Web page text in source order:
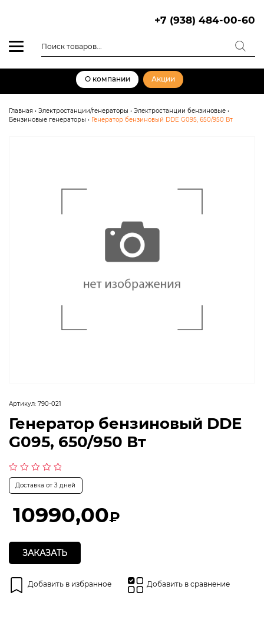
+7 (938) 484-00-60
товаров
О компании Акции
Главная • Электростанции/генераторы • Электростанции бензиновые •
Бензиновые генераторы • Генератор бензиновый DDE G095, 650/950 Вт
Артикул: 790-021
Генератор бензиновый DDE
G095, 650/950 Вт
Оценка
из
Доставка от 3 дней
10990,00₽
ЗАКАЗАТЬ
Добавить в избранное Добавить в сравнение